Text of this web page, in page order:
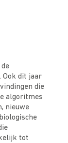
Ook dit jaar
die
algoritmes
nieuwe
tot